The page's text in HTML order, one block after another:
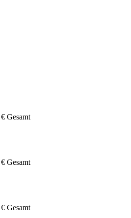
Gesamt
Gesamt
Gesamt